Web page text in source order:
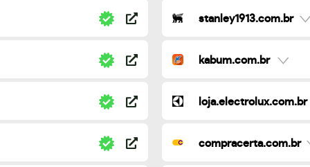
stanley1913.com.br
kabum.com.br
loja.electrolux.com.br
compracerta.com.br